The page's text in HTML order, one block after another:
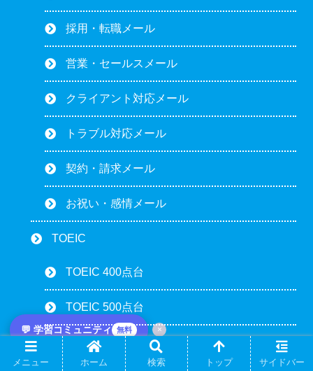
💬 学習コミュニティ 無料 ×
採用・転職メール
営業・セールスメール
クライアント対応メール
トラブル対応メール
契約・請求メール
お祝い・感情メール
TOEIC
TOEIC 400点台
TOEIC 500点台
TOEIC 600点台
メニュー ホーム 検索 トップ サイドバー